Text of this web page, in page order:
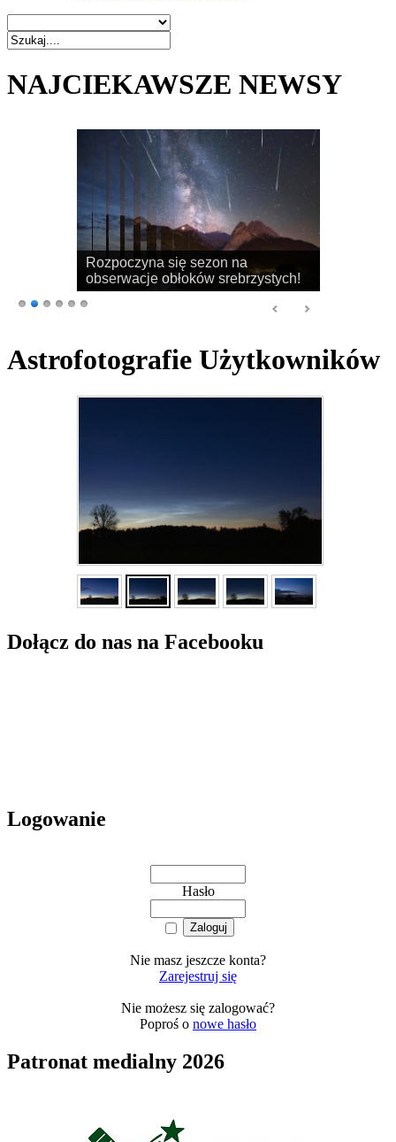
NAJCIEKAWSZE NEWSY
Rozpoczyna się sezon na
obserwacje obłoków srebrzystych!
Astrofotografie Użytkowników
Dołącz do nas na Facebooku
Logowanie
Hasło
Nie masz jeszcze konta?
Zarejestruj się
Nie możesz się zalogować?
Poproś o nowe hasło
Patronat medialny 2026